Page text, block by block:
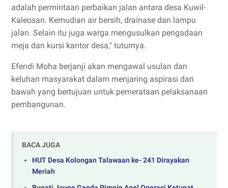
adalah permintaan perbaikan jalan antara desa Kuwil-
Kaleosan. Kemudian air bersih, drainase dan lampu
jalan. Selain itu juga warga mengusulkan pengadaan
meja dan kursi kantor desa," tuturnya.
Efendi Moha berjanji akan mengawal usulan dan
keluhan masyarakat dalam menjaring aspirasi dari
bawah yang bertujuan untuk pemerataan pelaksanaan
pembangunan.
BACA JUGA
HUT Desa Kolongan Talawaan ke- 241 Dirayakan
Meriah